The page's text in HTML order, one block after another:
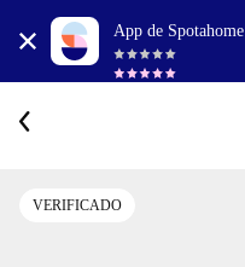
App de Spotahome
VERIFICADO